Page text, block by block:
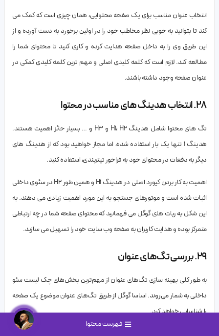
فهرست محتوا
انتخاب عنوان مناسب برای یک صفحه محتوایی، همان چیزی است که کمک می
کند تا بتوانید به خوبی نظر مخاطب خود را در اولین برخورد به دست آورده و از
این طریق وی را به داخل صفحه هدایت کرده و کاری کنید تا محتوای شما را
مطالعه کند. لازم است که کلمه کلیدی اصلی و مهم ترین کلمه کلیدی کمکی در
عنوان صفحه وجود داشته باشند.
28. انتخاب هدینگ های مناسب در محتوا
تگ های محتوا شامل هدینگ H1، H2 و H3 و … بسیار حائز اهمیت هستند.
هدینگ 1 تنها یک بار استفاده شده، اما مجاز خواهید بود که از هدینگ های
دیگر به دفعات در محتوای خود به فراخور تیتربندی، استفاده کنید.
اهمیت به کار بردن کیورد اصلی در هدینگ H1 و همین طور H2 در سئوی داخلی
اثبات شده است و موتورهای جستجو به این مورد اهمیت زیادی می دهند. به
این شکل به ربات های گوگل می فهمانید که محتوای صفحه شما در چه ارتباطی
متمرکز بوده و هدایت کاربران به صفحه وب سایت خود را تسهیل می سازید.
29. بررسی تگ‌های عنوان
به طور کلی بهینه سازی تگ‌های عنوان از مهم‌ترین بخش‌های چک لیست سئو
داخلی به شمار می‌روند. اساسا گوگل از طریق تگ‌های عنوان موضوع یک صفحه
را شناسایی خواهد کرد.